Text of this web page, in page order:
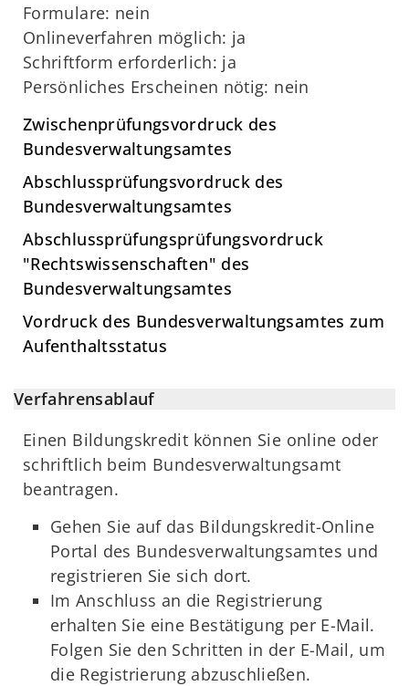
Formulare: nein
Onlineverfahren möglich: ja
Schriftform erforderlich: ja
Persönliches Erscheinen nötig: nein
Zwischenprüfungsvordruck des
Bundesverwaltungsamtes
Abschlussprüfungsvordruck des
Bundesverwaltungsamtes
Abschlussprüfungsprüfungsvordruck
"Rechtswissenschaften" des
Bundesverwaltungsamtes
Vordruck des Bundesverwaltungsamtes zum
Aufenthaltsstatus
Verfahrensablauf
Einen Bildungskredit können Sie online oder
schriftlich beim Bundesverwaltungsamt
beantragen.
Gehen Sie auf das Bildungskredit-Online
Portal des Bundesverwaltungsamtes und
registrieren Sie sich dort.
Im Anschluss an die Registrierung
erhalten Sie eine Bestätigung per E-Mail.
Folgen Sie den Schritten in der E-Mail, um
die Registrierung abzuschließen.